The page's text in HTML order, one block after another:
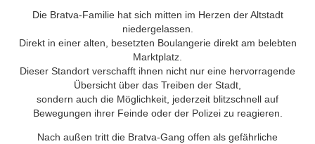
Die Bratva-Familie hat sich mitten im Herzen der Altstadt
niedergelassen.
Direkt in einer alten, besetzten Boulangerie direkt am belebten
Marktplatz.
Dieser Standort verschafft ihnen nicht nur eine hervorragende
Übersicht über das Treiben der Stadt,
sondern auch die Möglichkeit, jederzeit blitzschnell auf
Bewegungen ihrer Feinde oder der Polizei zu reagieren.
Nach außen tritt die Bratva-Gang offen als gefährliche